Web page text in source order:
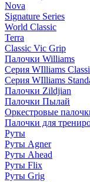
Nova
Signature Series
World Classic
Terra
Classic Vic Grip
Палочки Williams
Серия WIlliams
Серия WIlliams
Палочки Zildjian
Палочки Пылай
Оркестровые
Палочки для
Руты
Руты Agner
Руты Ahead
Руты Flix
Руты Grig